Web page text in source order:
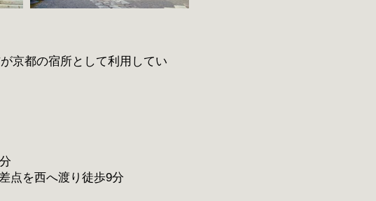
京都の宿所として利用してい
点を西へ渡り徒歩9分